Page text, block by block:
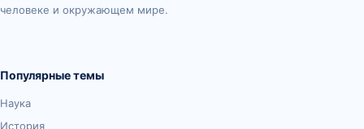
человеке и окружающем мире.
Популярные темы
Наука
История